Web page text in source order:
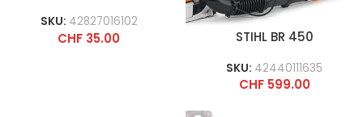
SKU: 42827016102
CHF 35.00 STIHL BR 450
SKU: 42440111635
CHF599.00